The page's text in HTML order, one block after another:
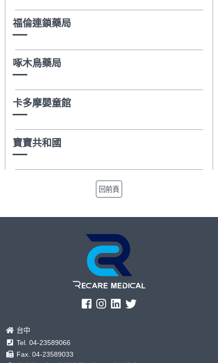
福倫連鎖藥局
啄木鳥藥局
卡多摩嬰童館
寶寶共和國
回前頁
台中
Tel. 04-23589066
Fax. 04-23589033